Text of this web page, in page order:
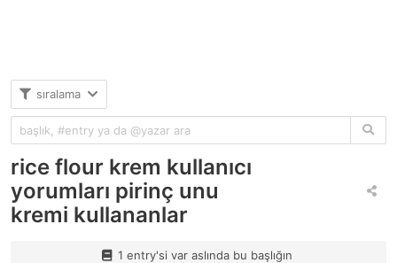
sıralama
rice flour krem kullanıcı
yorumları pirinç unu
kremi kullananlar
1 entry'si var aslında bu başlığın